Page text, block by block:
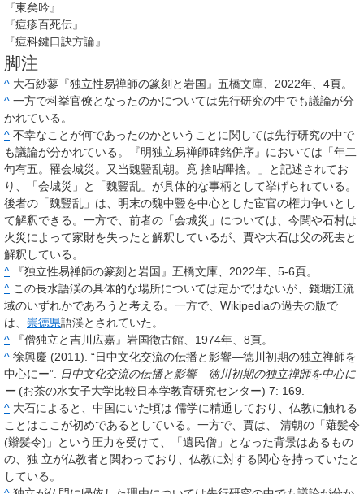
『東矣吟』
『痘疹百死伝』
『痘科鍵口訣方論』
脚注
^ 大石紗蓼『独立性易禅師の篆刻と岩国』五橋文庫、2022年、4頁。
^ 一方で科挙官僚となったのかについては先行研究の中でも議論が分
かれている。
^ 不幸なことが何であったのかということに関しては先行研究の中で
も議論が分かれている。『明独立易禅師碑銘併序』においては「年二
句有五。罹会城災。又当魏豎乱朝。竟 捨呫嗶捨。」と記述されてお
り、「会城災」と「魏豎乱」が具体的な事柄として挙げられている。
後者の「魏豎乱」は、明末の魏中豎を中心とした宦官の権力争いとし
て解釈できる。一方で、前者の「会城災」については、今関や石村は
火災によって家財を失ったと解釈しているが、賈や大石は父の死去と
解釈している。
^
『独立性易禅師の篆刻と岩国』五橋文庫、2022年、5-6頁。
^ この長水語渓の具体的な場所については定かではないが、錢塘江流
域のいずれかであろうと考える。一方で、Wikipediaの過去の版で
は、 崇徳県語渓とされていた。
^
『僧独立と吉川広嘉』岩国徴古館、1974年、8頁。
^ 徐興慶 (2011). “日中文化交流の伝播と影響―徳川初期の独立禅師を
中心にー”.
日中文化交流の伝播と影響―徳川初期の独立禅師を中心に
ー(お茶の水女子大学比較日本学教育研究センター) 7: 169.
^ 大石によると、中国にいた頃は 儒学に精通しており、仏教に触れる
ことはここが初めであるとしている。一方で、賈は、 清朝の「薙髪令
(辮髪令)」という圧力を受けて、「遺民僧」となった背景はあるもの
の、独 立が仏教者と関わっており、仏教に対する関心を持っていたと
している。